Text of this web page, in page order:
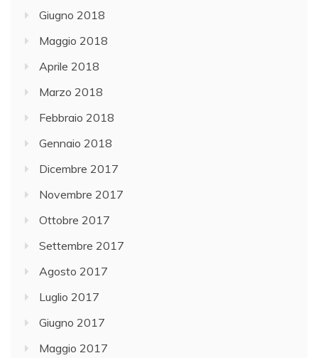
Giugno 2018
Maggio 2018
Aprile 2018
Marzo 2018
Febbraio 2018
Gennaio 2018
Dicembre 2017
Novembre 2017
Ottobre 2017
Settembre 2017
Agosto 2017
Luglio 2017
Giugno 2017
Maggio 2017